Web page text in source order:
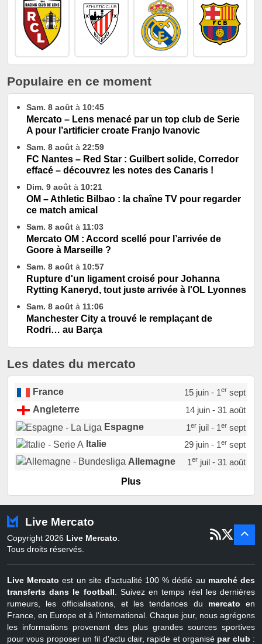
Populaire en ce moment
Sam. 8 août à 10:45
Mercato – Lens menacé par un top club de Serie
A pour l’artificier croate Franjo Ivanovic
Sam. 8 août à 22:59
FC Nantes – Red Star : Guilbert solide, Corredor
effacé – découvrez les notes des Canaris !
Dim. 9 août à 10:21
OM – Athletic Bilbao : la chaîne TV pour regarder
ce match amical
Sam. 8 août à 11:03
Mercato OM : Accord scellé pour l’arrivée de
Goore à Marseille ?
Sam. 8 août à 10:57
Rupture d'un ligament croisé pour Johanna
Rytting Kaneryd, tout juste arrivée à l'OL Lyonnes
Sam. 8 août à 11:06
Manchester City a trouvé le remplaçant de
Rodri… au Barça
Les dates du mercato
France 15 juin - 1ersept
Angleterre
14 juin - 31 août
Espagne
1erjuil - 1ersept
Italie
29 juin - 1ersept
Allemagne
1erjuil - 31 août
Portugal
Pays-Bas
22 juin - 2 sept
Belgique
juil - 31
Plus
Live Mercato
Copyright 2026 Live Mercato
Tous droits réservés.
Live Mercato est un site d'actualité 100 % dédié au marché des
transferts dans le football . Suivez en temps réel les dernières
rumeurs, les officialisations, et les tendances du mercato en
France, en Europe et à l'international. Chaque jour, nous agrégons
les informations provenant des plus grandes sources sportives
pour vous proposer un fil d'actu clair, rapide et organisé par club :